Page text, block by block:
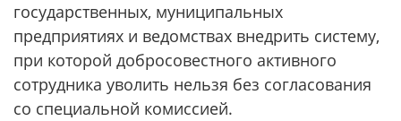
государственных, муниципальных
предприятиях и ведомствах внедрить систему,
при которой добросовестного активного
сотрудника уволить нельзя без согласования
со специальной комиссией.